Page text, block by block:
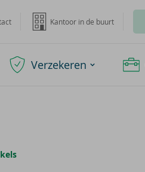
Kantoor in de buurt
Verzekeren